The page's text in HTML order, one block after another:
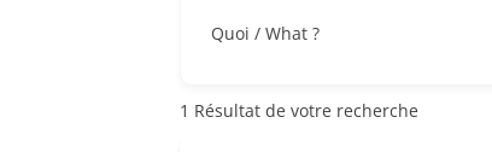
Quoi / What ?
1 Résultat de votre recherche